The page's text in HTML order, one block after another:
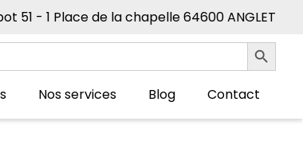
51 - 1 Place de la chapelle 64600 ANGLET
Search Button
Nos services Blog Contact